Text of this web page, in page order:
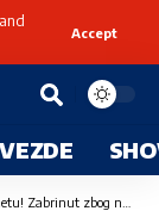
Accept
zbog nove pandemije